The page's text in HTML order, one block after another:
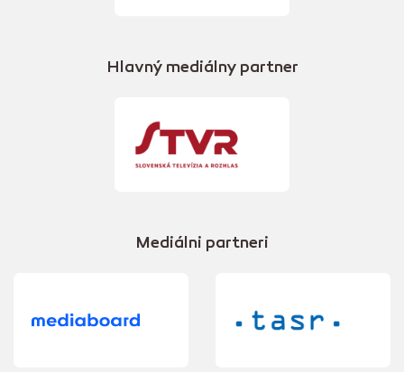
Hlavný mediálny partner
Mediálni partneri